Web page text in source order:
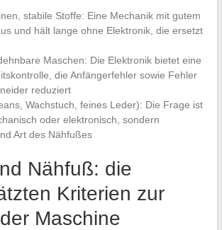
stabile Stoffe: Eine Mechanik mit gutem
und hält lange ohne Elektronik, die ersetzt
Maschen: Die Elektronik bietet eine
die Anfängerfehler sowie Fehler
reduziert
Wachstuch, feines Leder): Die Frage ist
oder elektronisch, sondern
Art des Nähfußes
Nähfuß: die
Kriterien zur
Maschine